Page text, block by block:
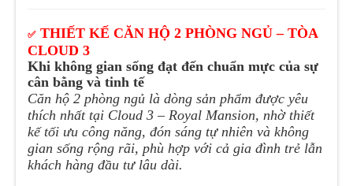
✅THIẾT KẾ CĂN HỘ 2 PHÒNG NGỦ – TÒA
CLOUD 3
Khi không gian sống đạt đến chuẩn mực của sự
cân bằng và tinh tế
Căn hộ 2 phòng ngủ là dòng sản phẩm được yêu
thích nhất tại Cloud 3 – Royal Mansion, nhờ thiết
kế tối ưu công năng, đón sáng tự nhiên và không
gian sống rộng rãi, phù hợp với cả gia đình trẻ lẫn
khách hàng đầu tư lâu dài.